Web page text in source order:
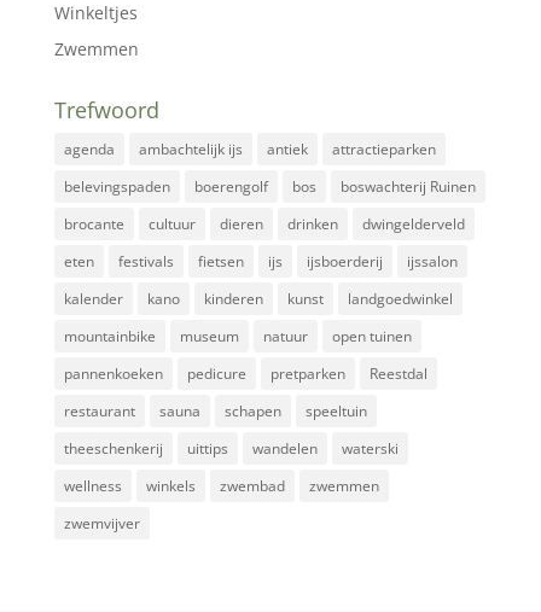
Winkeltjes
Zwemmen
Trefwoord
agenda ambachtelijk ijs antiek
attractieparken
belevingspaden
boerengolf bos
boswachterij Ruinen
brocante
cultuur dieren drinken
dwingelderveld
eten
festivals fietsen ijs ijsboerderij
ijssalon
kalender
kano kinderen kunst
landgoedwinkel
mountainbike
museum natuur
open tuinen
pannenkoeken
pedicure pretparken
Reestdal
restaurant
sauna schapen
speeltuin
theeschenkerij
uittips wandelen
waterski
wellness
winkels zwembad
zwemmen
zwemvijver